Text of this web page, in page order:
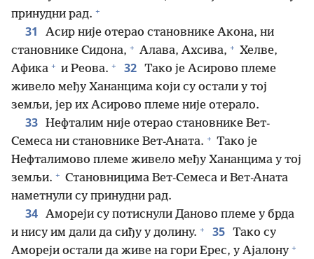
принудни рад. +
31
Асир није отерао становнике Акона, ни
становнике Сидона, + Алава, Ахсива, + Хелве,
Афика + и Реова. + 32 Тако је Асирово племе
живело међу Хананцима који су остали у тој
земљи, јер их Асирово племе није отерало.
33 Нефталим није отерао становнике Вет-
Семеса ни становнике Вет-Аната. + Тако је
Нефталимово племе живело међу Хананцима у тој
земљи. + Становницима Вет-Семеса и Вет-Аната
наметнули су принудни рад.
34 Амореји су потиснули Даново племе у брда
и нису им дали да сиђу у долину. + 35 Тако су
Амореји остали да живе на гори Ерес, у Ајалону +